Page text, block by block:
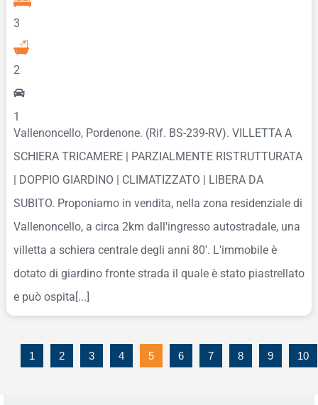
3
2
1
Vallenoncello, Pordenone. (Rif. BS-239-RV). VILLETTA A
SCHIERA TRICAMERE | PARZIALMENTE RISTRUTTURATA
| DOPPIO GIARDINO | CLIMATIZZATO | LIBERA DA
SUBITO. Proponiamo in vendita, nella zona residenziale di
Vallenoncello, a circa 2km dall'ingresso autostradale, una
villetta a schiera centrale degli anni 80'. L'immobile è
dotato di giardino fronte strada il quale è stato piastrellato
e può ospita[...]
1 2 3 4 5 6 7 8 9 10